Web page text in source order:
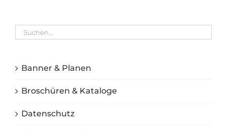
Banner & Planen
Broschüren & Kataloge
Datenschutz